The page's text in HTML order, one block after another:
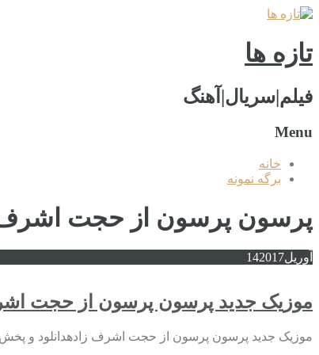
تازه ها
فیلم|سریال|آهنگ
Menu
خانه
برگه نمونه
پرسون پرسون از حجت اشرف
آوریل 142017
موزیک جدید پرسون پرسون از حجت
موزیک جدید پرسون پرسون از حجت اشرف زادهدانلود و